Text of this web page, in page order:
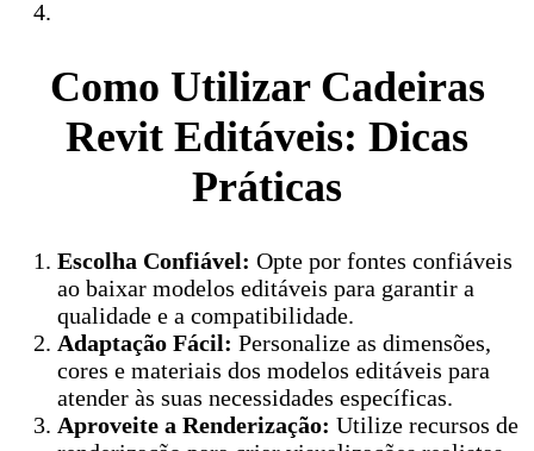
Como Utilizar Cadeiras
Revit Editáveis: Dicas
Práticas
Escolha Confiável: Opte por fontes confiáveis
ao baixar modelos editáveis para garantir a
qualidade e a compatibilidade.
Adaptação Fácil: Personalize as dimensões,
cores e materiais dos modelos editáveis para
atender às suas necessidades específicas.
Aproveite a Renderização: Utilize recursos de